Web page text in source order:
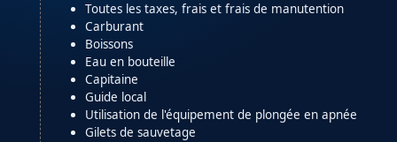
Toutes les taxes, frais et frais de manutention
Carburant
Boissons
Eau en bouteille
Capitaine
Guide local
Utilisation de l'équipement de plongée en apnée
Gilets de sauvetage